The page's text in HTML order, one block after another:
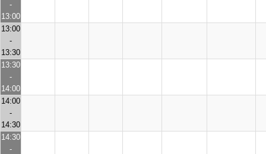
-
13:00
13:00
-
13:30
13:30
-
14:00
14:00
-
14:30
14:30
-